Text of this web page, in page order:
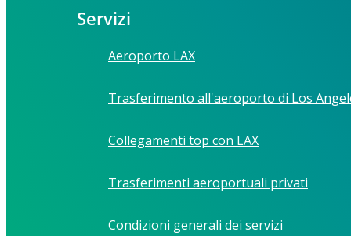
Servizi
Aeroporto LAX
Trasferimento all'aeroporto di Los
Collegamenti top con LAX
Trasferimenti aeroportuali privati
Condizioni generali dei servizi